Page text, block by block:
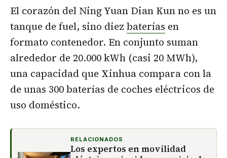
El corazón del Ning Yuan Dian Kun no es un
tanque de fuel, sino diez baterías en
formato contenedor. En conjunto suman
alrededor de 20.000 kWh (casi 20 MWh),
una capacidad que Xinhua compara con la
de unas 300 baterías de coches eléctricos de
uso doméstico.
RELACIONADOS
Los expertos en movilidad